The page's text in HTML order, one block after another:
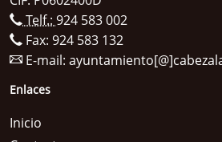
Telf.: 924 583 002
Fax: 924 583 132
E-mail:
Enlaces
Inicio